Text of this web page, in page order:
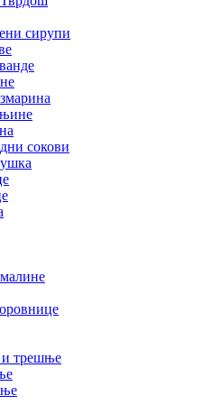
сирупи
сокови
трешње